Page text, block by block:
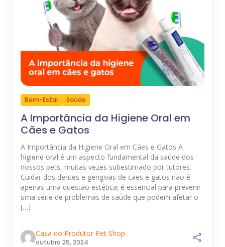
Bem-Estar Saúde
A Importância da Higiene Oral em
Cães e Gatos
A Importância da Higiene Oral em Cães e Gatos A
higiene oral é um aspecto fundamental da saúde dos
nossos pets, muitas vezes subestimado por tutores.
Cuidar dos dentes e gengivas de cães e gatos não é
apenas uma questão estética; é essencial para prevenir
uma série de problemas de saúde que podem afetar o
[…]
Casa do Produtor Pet Shop
outubro 25, 2024